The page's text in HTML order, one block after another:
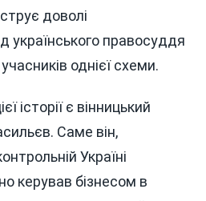
доволі
українського правосуддя
однієї схеми.
історії є вінницький
Саме він,
Україні
керував бізнесом в